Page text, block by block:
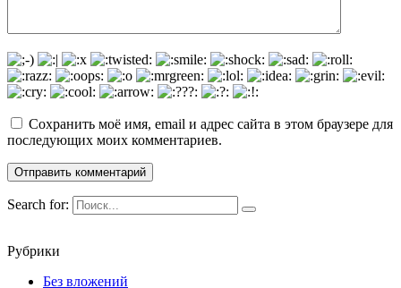
Сохранить моё имя, email и адрес сайта в этом браузере для
последующих моих комментариев.
Search for:
Рубрики
Без вложений